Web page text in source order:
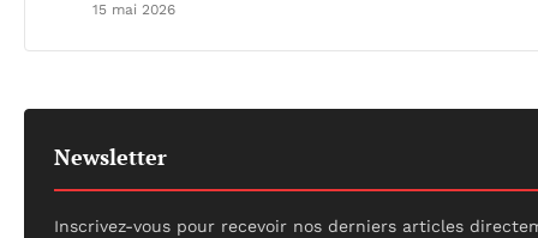
15 mai 2026
Newsletter
Inscrivez-vous pour recevoir nos derniers articles